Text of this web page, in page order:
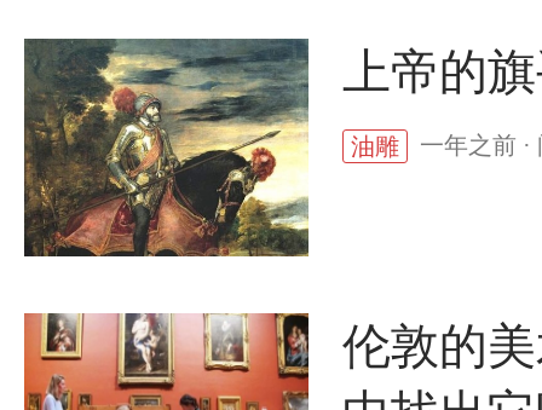
上帝的
油雕 一年之前 ·
伦敦的